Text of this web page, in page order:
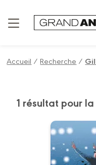
Accueil /Recherche /
1 résultat pour